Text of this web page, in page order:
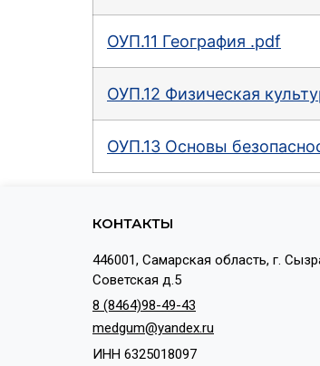
ОУП.11 География .pdf
ОУП.12 Физическая
ОУП.13 Основы
КОНТАКТЫ
446001, Самарская область, г.
Советская д.5
8 (8464)98-49-43
medgum@yandex.ru
ИНН 6325018097